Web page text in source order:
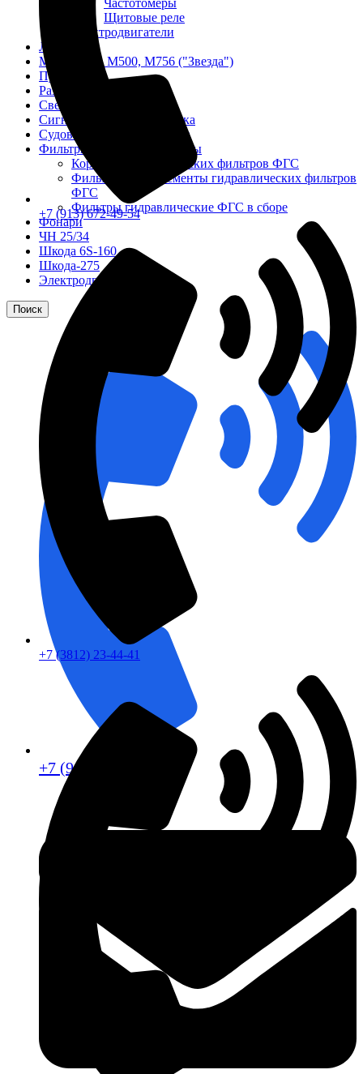
Частотомеры
Щитовые реле
Электродвигатели
Лебедка
М400 (401), М500, М756 ("Звезда")
Пускатели
Разное
Светильники судовые
Сигнализация и автоматика
Судовая запорная арматура
Фильтры и фильтроэлементы
Корпусы гидравлических фильтров ФГС
Фильтрующие элементы гидравлических фильтров
ФГС
Фильтры гидравлические ФГС в сборе
Фонари
ЧН 25/34
Шкода 6S-160
Шкода-275
Электродвигатели
Поиск
+7 (913) 672-49-54
+7 (913) 672-49-54
+7 (3812) 23-44-41